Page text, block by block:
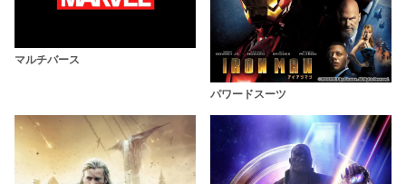
マルチバース
パワードスーツ